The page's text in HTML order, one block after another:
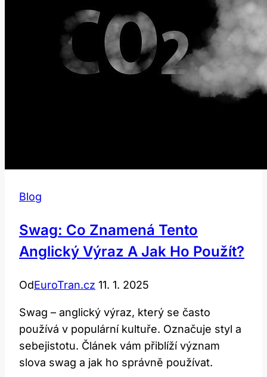
Blog
Swag: Co Znamená Tento
Anglický Výraz A Jak Ho Použít?
OdEuroTran.cz 11. 1. 2025
Swag – anglický výraz, který se často
používá v populární kultuře. Označuje styl a
sebejistotu. Článek vám přiblíží význam
slova swag a jak ho správně používat.